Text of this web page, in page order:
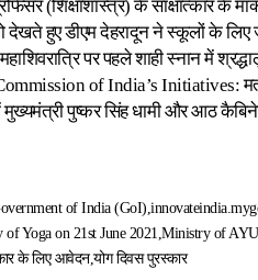
(शिक्षाशास्त्र) के साक्षात्कार के
देखते हुए डीएम देहरादून ने स्कूलों के लिए
पर पहले शाही स्नान में
of India’s Initiatives:
मुख्यमंत्री पुष्कर सिंह धामी और आठ
of India (GoI)
Yoga on 21st June 2021 Ministry of
के लिए आवेदन योग दिवस पुरस्कार